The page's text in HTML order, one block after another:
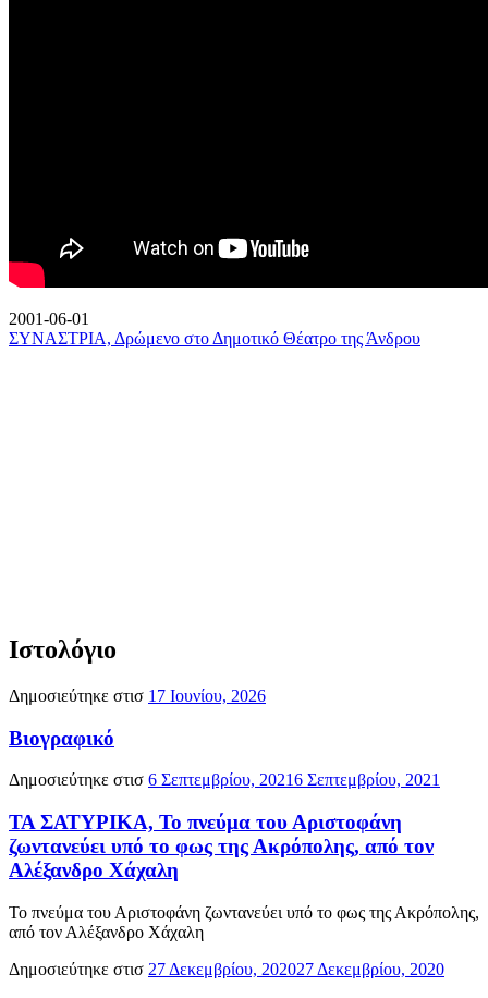
2001-06-01
ΣΥΝΑΣΤΡΙΑ, Δρώμενο στο Δημοτικό Θέατρο της Άνδρου
Ιστολόγιο
Δημοσιεύτηκε στισ 17 Ιουνίου, 2026
Βιογραφικό
Δημοσιεύτηκε στισ 6 Σεπτεμβρίου, 20216 Σεπτεμβρίου, 2021
ΤΑ ΣΑΤΥΡΙΚΑ, Το πνεύμα του Αριστοφάνη
ζωντανεύει υπό το φως της Ακρόπολης, από τον
Αλέξανδρο Χάχαλη
Το πνεύμα του Αριστοφάνη ζωντανεύει υπό το φως της Ακρόπολης,
από τον Αλέξανδρο Χάχαλη
Δημοσιεύτηκε στισ 27 Δεκεμβρίου, 202027 Δεκεμβρίου, 2020